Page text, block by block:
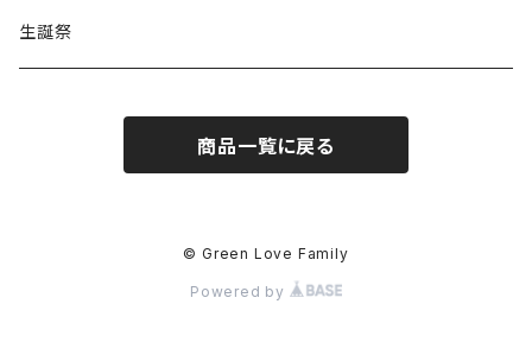
coTa
生誕祭
商品一覧に戻る
© Green Love Family
Powered by